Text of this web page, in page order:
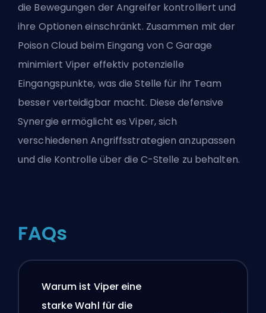
die Bewegungen der Angreifer kontrolliert und
ihre Optionen einschränkt. Zusammen mit der
Poison Cloud beim Eingang von C Garage
minimiert Viper effektiv potenzielle
Eingangspunkte, was die Stelle für ihr Team
besser verteidigbar macht. Diese defensive
Synergie ermöglicht es Viper, sich
verschiedenen Angriffsstrategien anzupassen
und die Kontrolle über die C-Stelle zu behalten.
FAQs
Warum ist Viper eine
starke Wahl für die